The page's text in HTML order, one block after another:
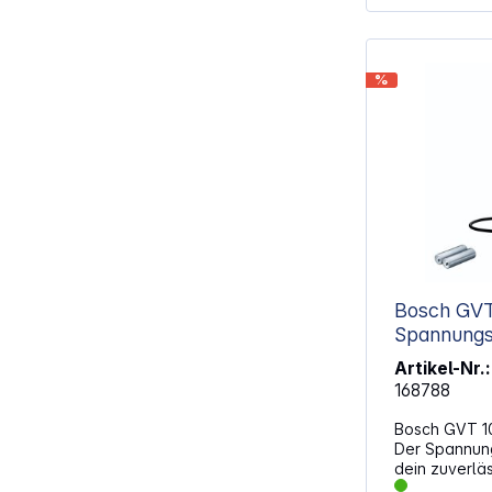
%
Bosch
Artikel-Nr.:
168788
Bosch GVT
Der
dein